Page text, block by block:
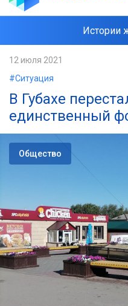
Истории
Наши
12 июля 2021
#Ситуация
В Губахе
единственный
Общество